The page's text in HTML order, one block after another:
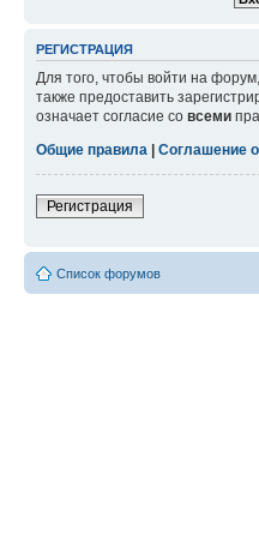
РЕГИСТРАЦИЯ
Для того, чтобы войти на
также предоставить
означает согласие со всеми
Общие правила | Соглашение
Регистрация
Список форумов